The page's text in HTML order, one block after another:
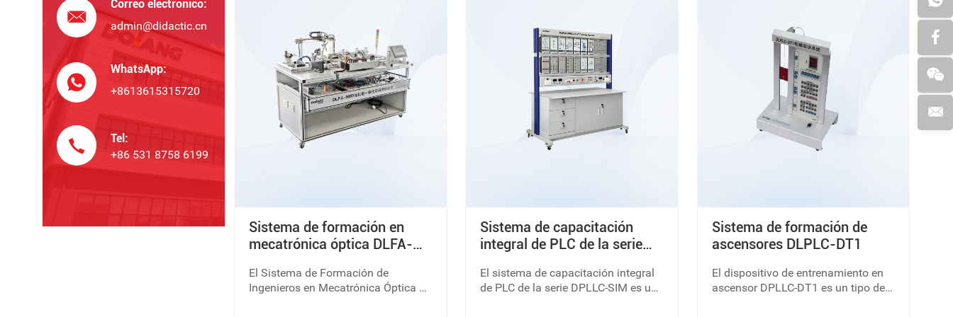
Correo electrónico:
admin@didactic.cn
WhatsApp:
+8613615315720
Tel:
+86 531 8758 6199
procesadas a través del mecanismo
de transmisión y el mecanismo de
clasificación.
(servomotor de alto rendimiento y
motor paso a paso).
Sistema de formación en
mecatrónica óptica DLFA-
El Sistema de Formación de
Ingenieros en Mecatrónica Óptica es
Sistema de capacitación
integral de PLC de la serie
El sistema de capacitación integral
de PLC de la serie DPLLC-SIM es un
Sistema de formación de
ascensores DLPLC-DT1
El dispositivo de entrenamiento en
ascensor DPLLC-DT1 es un tipo de